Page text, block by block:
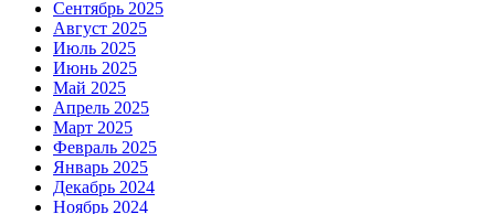
Сентябрь 2025
Август 2025
Июль 2025
Июнь 2025
Май 2025
Апрель 2025
Март 2025
Февраль 2025
Январь 2025
Декабрь 2024
Ноябрь 2024